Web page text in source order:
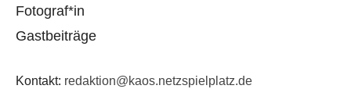
Fotograf*in
Gastbeiträge
Kontakt: redaktion@kaos.netzspielplatz.de